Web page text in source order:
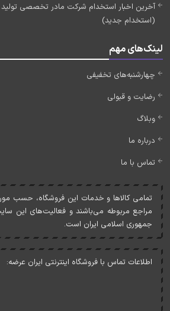
(استخدام جدید)
لینک‌های مهم
چهارشنبه‌های تخفیفی
رضایت و قبولی
وبلاگ
درباره ما
تماس با ما
تمامی کالاها و خدمات اين فروشگاه، حسب
مراجع مربوطه می‌باشند و فعاليت‌های اين
جمهوری اسلامی ايران است.
اطلاعات تماس با فروشگاه اینترنتی ایران عرضه: